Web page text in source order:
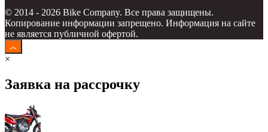
© 2014 - 2026 Bike Company. Все права защищены.
Копирование информации запрещено. Информация на сайте
не является публичной офертой.
×
Заявка на рассрочку